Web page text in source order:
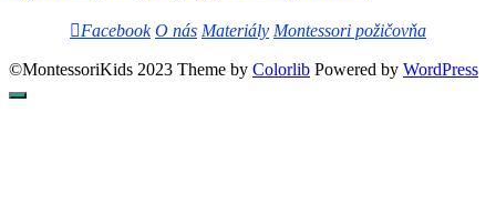
Facebook O nás Materiály Montessori požičovňa
©MontessoriKids 2023 Theme by Colorlib Powered by WordPress